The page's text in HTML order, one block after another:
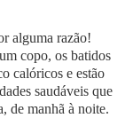
alguma razão!
copo, os batidos
calóricos e estão
saudáveis que
de manhã à noite.